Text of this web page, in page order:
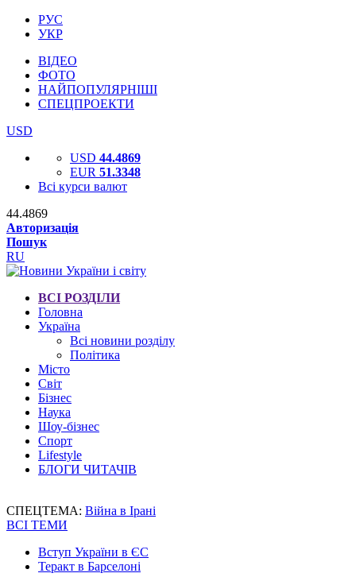
РУС
УКР
ВІДЕО
ФОТО
НАЙПОПУЛЯРНІШІ
СПЕЦПРОЕКТИ
USD
USD 44.4869
EUR 51.3348
Всі курси валют
44.4869
Авторизація
Пошук
RU
ВСІ РОЗДІЛИ
Головна
Україна
Всі новини розділу
Політика
Місто
Світ
Бізнес
Наука
Шоу-бізнес
Спорт
Lifestyle
БЛОГИ ЧИТАЧІВ
СПЕЦТЕМА: Війна в Ірані
ВСІ ТЕМИ
Вступ України в ЄС
Теракт в Барселоні